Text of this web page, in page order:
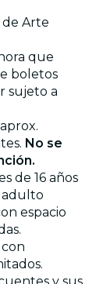
de Arte
que
boletos
sujeto a
No se
de 16 años
adulto
espacio
y sus